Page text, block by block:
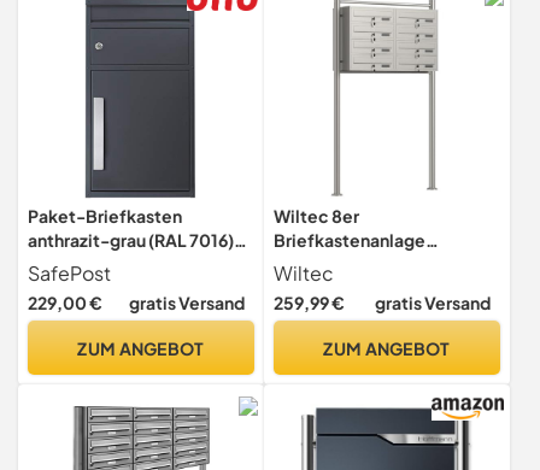
Paket-Briefkasten
anthrazit-grau (RAL 7016)
SafePost 45M Design-
Paketkasten modern für
alle Paketdienste Paketbox
Standbriefkasten >
SafePost
229,00 € gratis Versand
ZUM ANGEBOT
Wiltec 8er
Briefkastenanlage
Edelstahl 945 x 270 x1500
mm, Standbriefkasten mit
2x4 Fächern, Schlüssel und
Postkasten mit Ständer
Wiltec
259,99 € gratis Versand
ZUM ANGEBOT